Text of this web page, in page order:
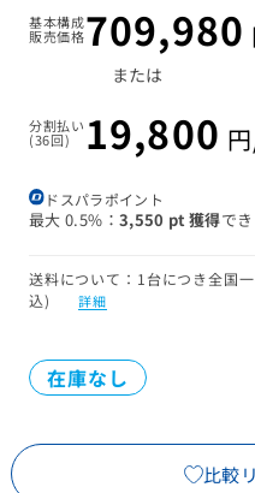
基本構成
販売価格709,980
または
分割払い
(36回) 19,800
ドスパラポイント
最大0.5% 3,550 pt 獲得で
送料について：1台につき全国
込)
詳細
在庫なし
比較